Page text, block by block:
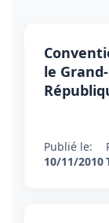
le
Publié le:
10/11/2010